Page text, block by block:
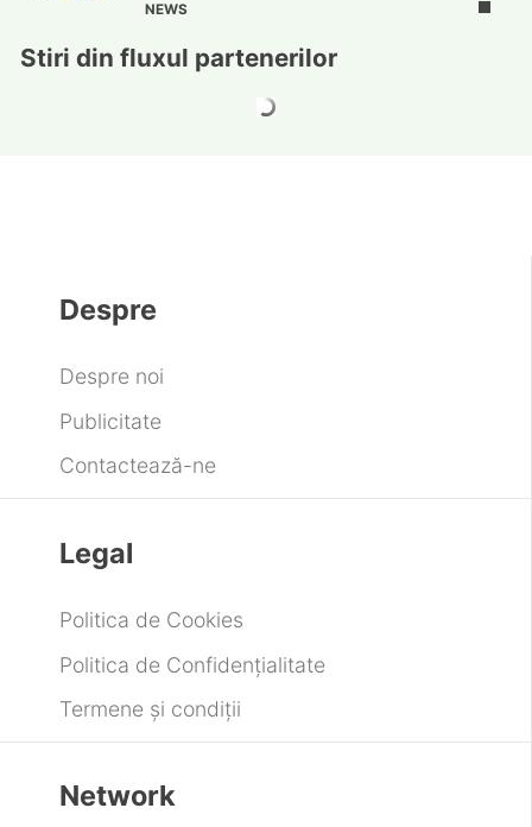
NEWS
Stiri din fluxul partenerilor
Havaianas lansează o colecție de șlapi cu
gastronomice în castelele din Europa
Marantz a lansat gama CINEMA Series 2, o
acasă
Bugatti Destier: o operă de artă dedicată
vitezei
Despre
Despre noi
Publicitate